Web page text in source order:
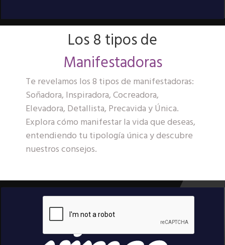
Los 8 tipos de
Manifestadoras
Te revelamos los 8 tipos de manifestadoras:
Soñadora, Inspiradora, Cocreadora,
Elevadora, Detallista, Precavida y Única.
Explora cómo manifestar la vida que deseas,
entendiendo tu tipología única y descubre
nuestros consejos.